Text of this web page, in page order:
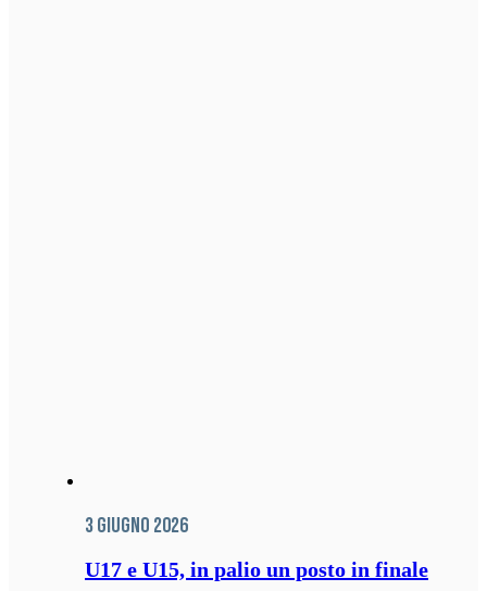
3 Giugno 2026
U17 e U15, in palio un posto in finale